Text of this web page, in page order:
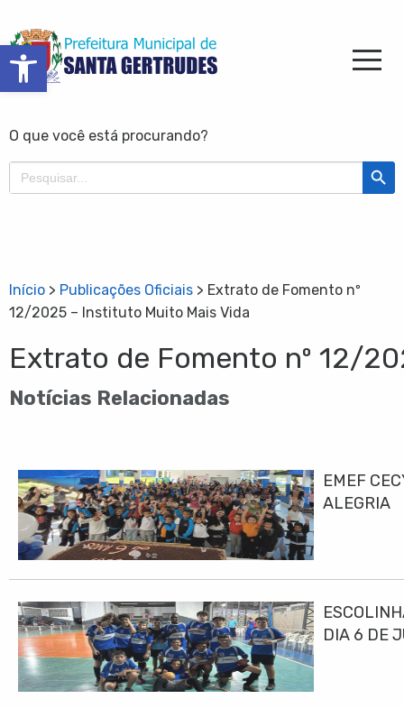
Barra de Ferramentas Aberta
O que você está procurando?
Search
for:
Search
Início > Publicações Oficiais > Extrato de Fomento nº
12/2025 – Instituto Muito Mais Vida
Extrato de Fomento nº 12/
Notícias Relacionadas
EMEF
ALEGRIA
DIA 6 DE